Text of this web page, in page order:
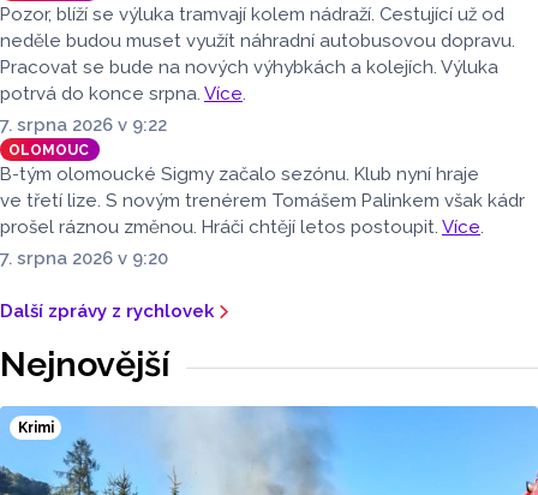
Pozor, blíží se výluka tramvají kolem nádraží. Cestující už od
neděle budou muset využít náhradní autobusovou dopravu.
Pracovat se bude na nových výhybkách a kolejích. Výluka
potrvá do konce srpna. Více.
7. srpna 2026 v 9:22
OLOMOUC
B-tým olomoucké Sigmy začalo sezónu. Klub nyní hraje
ve třetí lize. S novým trenérem Tomášem Palinkem však kádr
prošel ráznou změnou. Hráči chtějí letos postoupit. Více.
7. srpna 2026 v 9:20
Další zprávy z rychlovek
Nejnovější
Krimi